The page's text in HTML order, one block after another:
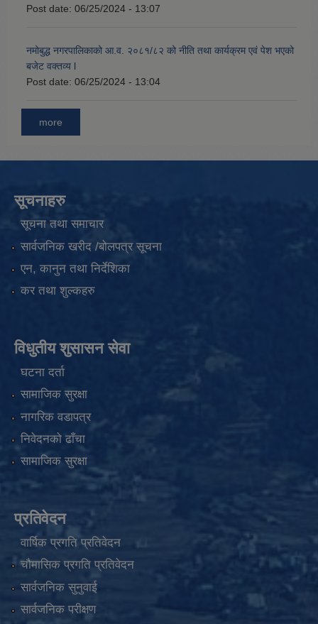
Post date: 06/25/2024 - 13:07
नमोबुद्ध नगरपालिकाको आ‍.व. २०८१/८२ को नीति तथा कार्यक्रम एवं पेश भएको
बजेट वक्तव्य l
Post date: 06/25/2024 - 13:04
more
सूचनाहरु
सूचना तथा समाचार
सार्वजनिक खरीद /बोलपत्र सूचना
एन, कानुन तथा निर्देशिका
कर तथा शुल्कहरु
विधुतीय शुसासन सेवा
घटना दर्ता
सामाजिक सुरक्षा
नागरिक वडापत्र
निवेदनको ढाँचा
सामाजिक सुरक्षा
प्रतिवेदन
वार्षिक प्रगति प्रतिवेदन
चौमासिक प्रगति प्रतिवेदन
सार्वजनिक सुनुवाई
सार्वजनिक परीक्षण